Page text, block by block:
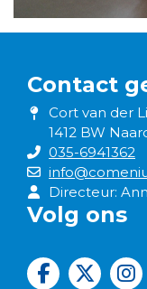
Contact
Cort van der
1412 BW
035-6941362
Directeur:
Volg ons